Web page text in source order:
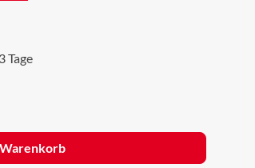
Tage
gewünschten Wert ein